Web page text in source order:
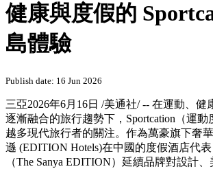
健康與度假的
島體驗
Publish date: 16 Jun 2026
三亞2026年6月16日 /美通社/ -- 在運動、健
逐漸融合的旅行趨勢下，Sportcation（運
越多現代旅行者的關注。作為萬豪旗下奢
遜 (EDITION Hotels)在中國的度假酒店代
（The Sanya EDITION）延續品牌對設計